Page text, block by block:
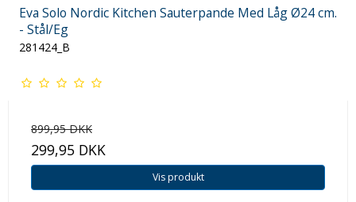
Eva Solo Nordic Kitchen Sauterpande Med Låg Ø24 cm.
- Stål/Eg
281424_B
899,95 DKK
299,95 DKK
Vis produkt